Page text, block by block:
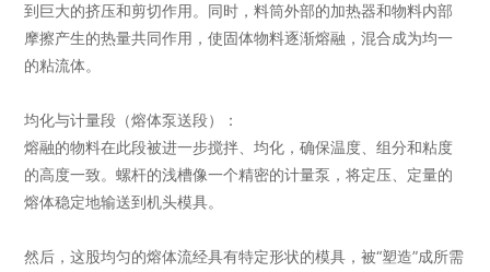
到巨大的挤压和剪切作用。同时，料筒外部的加热器和物料内部
摩擦产生的热量共同作用，使固体物料逐渐熔融，混合成为均一
的粘流体。
均化与计量段（熔体泵送段）：
熔融的物料在此段被进一步搅拌、均化，确保温度、组分和粘度
的高度一致。螺杆的浅槽像一个精密的计量泵，将定压、定量的
熔体稳定地输送到机头模具。
然后，这股均匀的熔体流经具有特定形状的模具，被“塑造”成所需